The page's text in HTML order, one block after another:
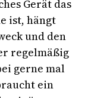
Gerät das
ist, hängt
und den
regelmäßig
gerne mal
ein